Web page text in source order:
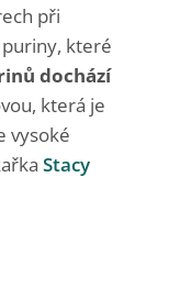
při
které
dochází
která je
vysoké
Stacy